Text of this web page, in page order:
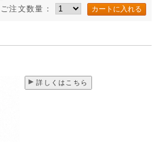
ご注文数量：
詳しくはこちら